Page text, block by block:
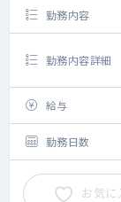
勤務内容
勤務内容詳細
給与
勤務日数
お気に